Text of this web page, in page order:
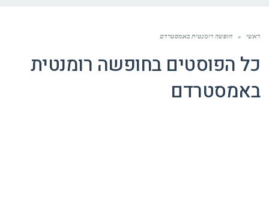
ראשי » חופשה רומנטית באמסטרדם
כל הפוסטים בחופשה רומנטית
באמסטרדם